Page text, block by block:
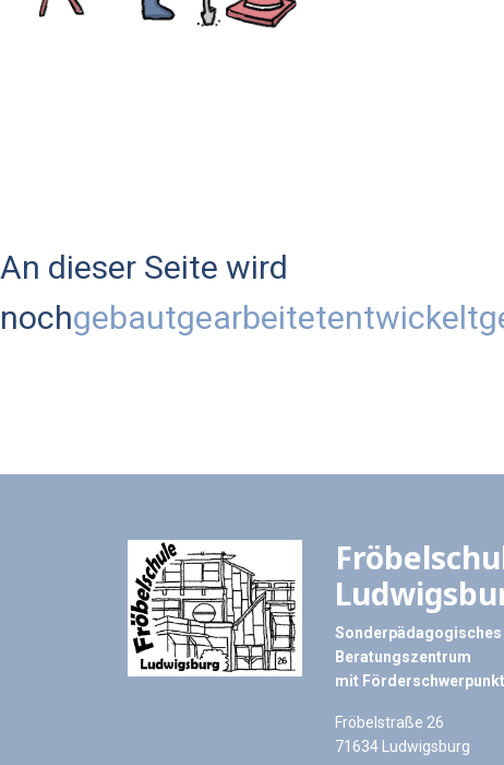
An dieser Seite wird
nochgebautgearbeitetentwickelt
Sonderpädagogisches
Beratungszentrum
mit
Fröbelstraße 26
71634 Ludwigsburg